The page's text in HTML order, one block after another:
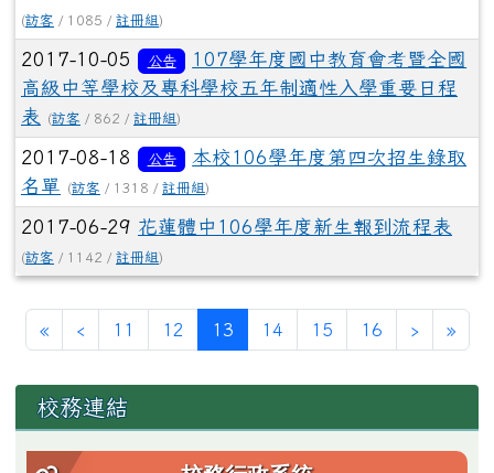
(訪客 / 1085 / 註冊組)
2017-10-05 公告
107學年度國中教育會考暨全國
高級中等學校及專科學校五年制適性入學重要日程
表
(訪客 / 862 / 註冊組)
2017-08-18 公告
本校106學年度第四次招生錄取
名單
(訪客 / 1318 / 註冊組)
2017-06-29 花蓮體中106學年度新生報到流程表
(訪客 / 1142 / 註冊組)
«第一頁
‹上一頁
11 12 13(目前頁次)
14 15 16 ›下一頁
»最後
左邊區域內容
校務連結